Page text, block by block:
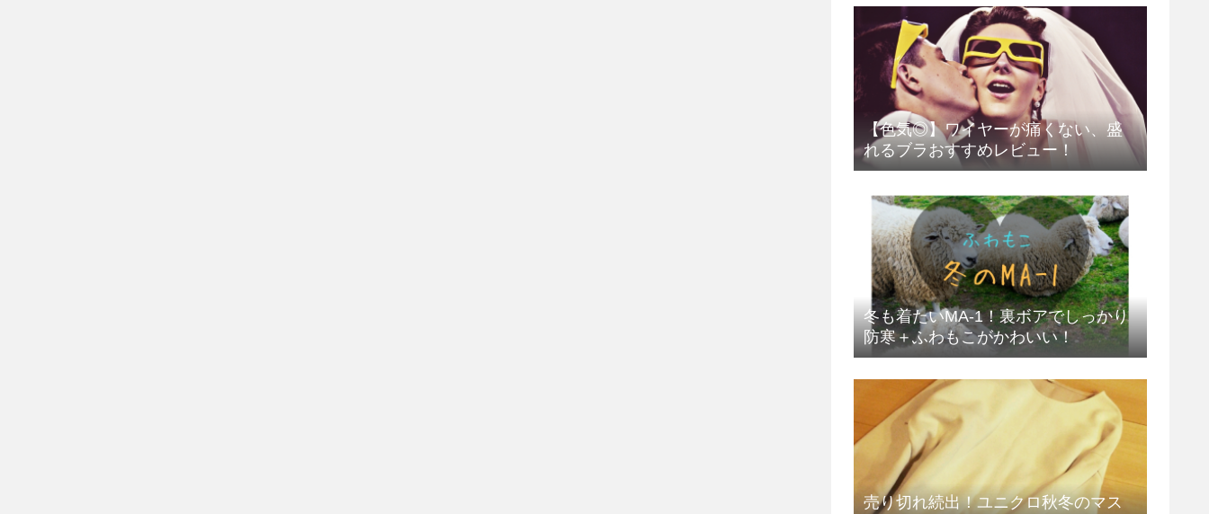
【色気◎】ワイヤーが痛くない、盛
れるブラおすすめレビュー！
冬も着たいMA-1！裏ボアでしっかり
防寒＋ふわもこがかわいい！
売り切れ続出！ユニクロ秋冬のマス